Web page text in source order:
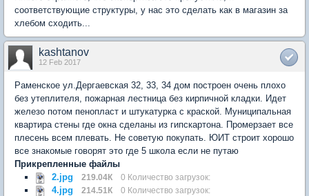
соответствующие структуры, у нас это сделать как в магазин за
хлебом сходить...
kashtanov
12 Feb 2017
Раменское ул.Дергаевская 32, 33, 34 дом построен очень плохо
без утеплителя, пожарная лестница без кирпичной кладки. Идет
железо потом пенопласт и штукатурка с краской. Муниципальная
квартира стены где окна сделаны из гипскартона. Промерзает все
плесень всем плевать. Не советую покупать. ЮИТ строит хорошо
все знакомые говорят это где 5 школа если не путаю
Прикрепленные файлы
2.jpg
219.04К 0 Количество загрузок:
4.jpg 214.51К 0 Количество загрузок: